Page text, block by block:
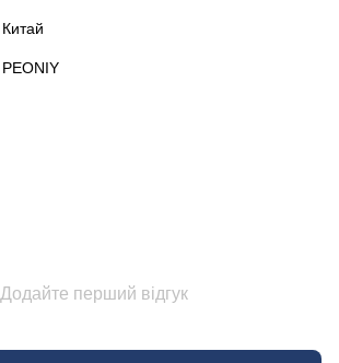
Китай
PEONIY
Додайте перший відгук